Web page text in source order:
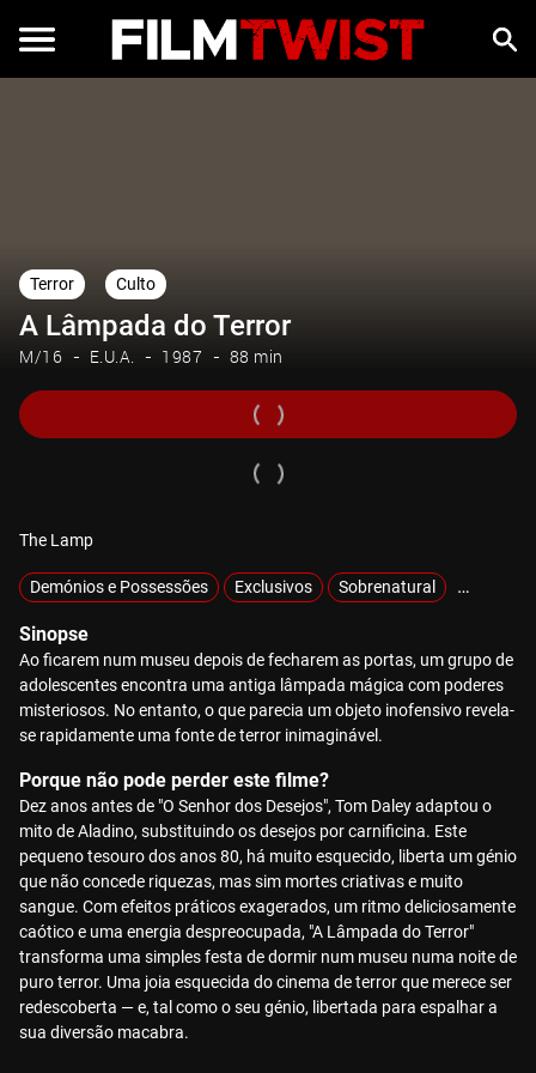
Terror Culto
A Lâmpada do Terror
M/16 E.U.A. 1987 88 min
The Lamp
Demónios e Possessões Exclusivos Sobrenatural
Sinopse
Ao ficarem num museu depois de fecharem as portas, um grupo de
adolescentes encontra uma antiga lâmpada mágica com poderes
misteriosos. No entanto, o que parecia um objeto inofensivo revela-
se rapidamente uma fonte de terror inimaginável.
Porque não pode perder este filme?
Dez anos antes de "O Senhor dos Desejos", Tom Daley adaptou o
mito de Aladino, substituindo os desejos por carnificina. Este
pequeno tesouro dos anos 80, há muito esquecido, liberta um génio
que não concede riquezas, mas sim mortes criativas e muito
sangue. Com efeitos práticos exagerados, um ritmo deliciosamente
caótico e uma energia despreocupada, "A Lâmpada do Terror"
transforma uma simples festa de dormir num museu numa noite de
puro terror. Uma joia esquecida do cinema de terror que merece ser
redescoberta — e, tal como o seu génio, libertada para espalhar a
sua diversão macabra.